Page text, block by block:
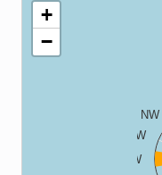
W
WNW
NW
+
−